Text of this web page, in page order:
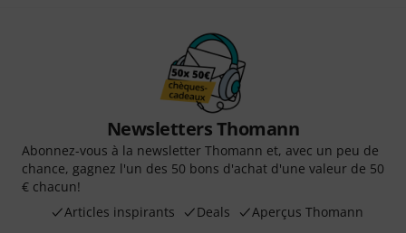
Newsletters Thomann
Abonnez-vous à la newsletter Thomann et, avec un peu de
chance, gagnez l'un des 50 bons d'achat d'une valeur de 50
€ chacun!
Articles inspirants
Deals Aperçus Thomann